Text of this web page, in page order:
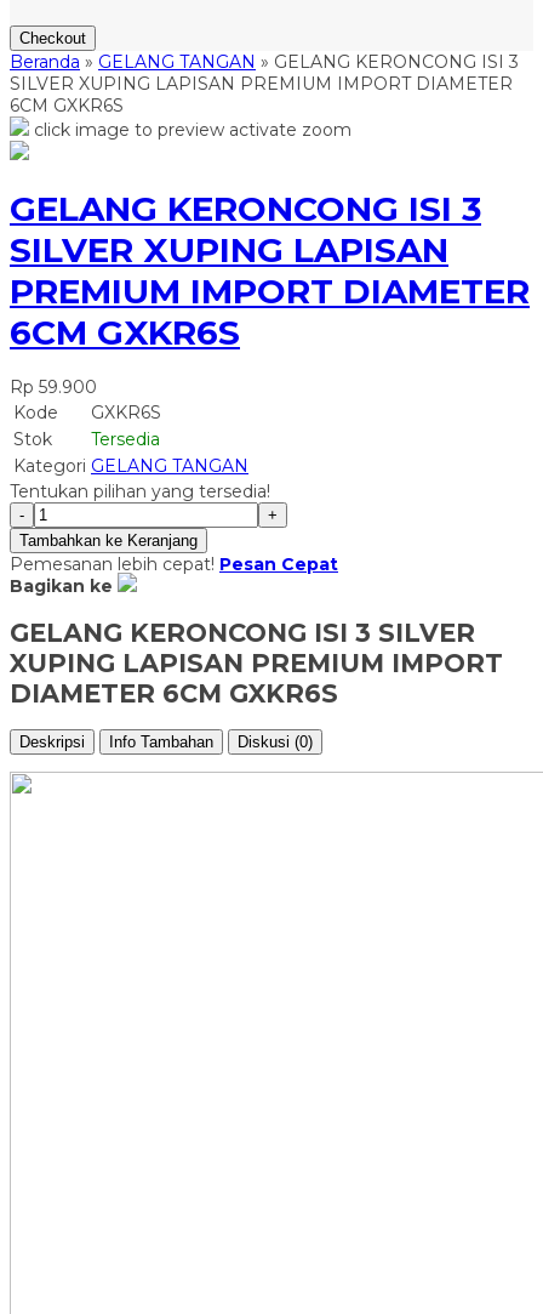
Checkout
Beranda » GELANG TANGAN » GELANG KERONCONG ISI 3
SILVER XUPING LAPISAN PREMIUM IMPORT DIAMETER
6CM GXKR6S
click image to preview activate zoom
GELANG KERONCONG ISI 3
SILVER XUPING LAPISAN
PREMIUM IMPORT DIAMETER
6CM GXKR6S
Rp 59.900
Kode
GXKR6S
Stok
Tersedia
Kategori GELANG TANGAN
Tentukan pilihan yang tersedia!
-
+
Tambahkan ke Keranjang
Pemesanan lebih cepat! Pesan Cepat
Bagikan ke
GELANG KERONCONG ISI 3 SILVER
XUPING LAPISAN PREMIUM IMPORT
DIAMETER 6CM GXKR6S
Deskripsi Info Tambahan Diskusi (0)